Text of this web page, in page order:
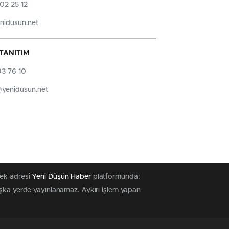
25 12
76 10
adresi Yeni Düşün Haberplatformunda;
yerde yayınlanamaz. Aykırı işlem yapan